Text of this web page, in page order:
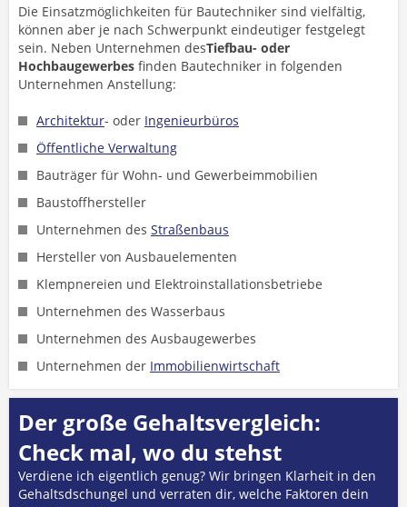
Die Einsatzmöglichkeiten für Bautechniker sind vielfältig,
können aber je nach Schwerpunkt eindeutiger festgelegt
sein. Neben Unternehmen desTiefbau- oder
Hochbaugewerbes finden Bautechniker in folgenden
Unternehmen Anstellung:
Architektur- oder Ingenieurbüros
Öffentliche Verwaltung
Bauträger für Wohn- und Gewerbeimmobilien
Baustoffhersteller
Unternehmen des Straßenbaus
Hersteller von Ausbauelementen
Klempnereien und Elektroinstallationsbetriebe
Unternehmen des Wasserbaus
Unternehmen des Ausbaugewerbes
Unternehmen der Immobilienwirtschaft
Der große Gehaltsvergleich:
Check mal, wo du stehst
Verdiene ich eigentlich genug? Wir bringen Klarheit in den
Gehaltsdschungel und verraten dir, welche Faktoren dein